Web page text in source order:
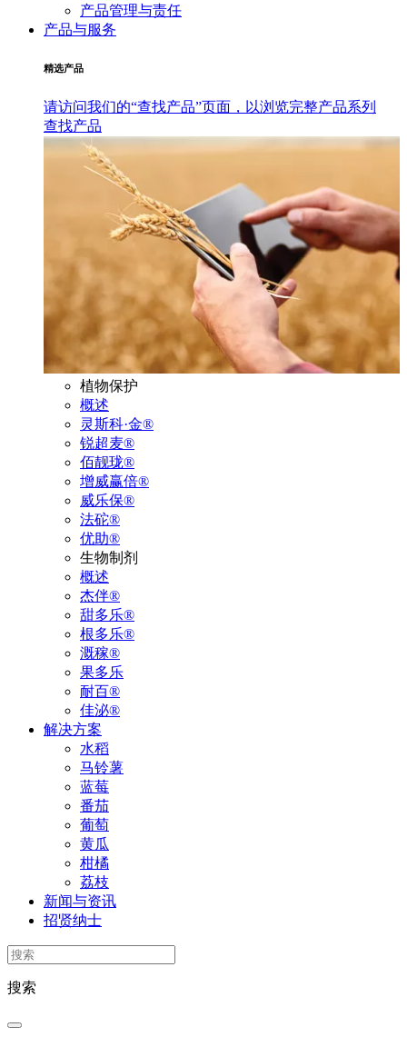
产品管理与责任
产品与服务
精选产品
请访问我们的“查找产品”页面，以浏览完整产品系列
查找产品
植物保护
概述
灵斯科·金®
锐超麦®
佰靓珑®
增威赢倍®
威乐保®
法砣®
优助®
生物制剂
概述
杰伴®
甜多乐®
根多乐®
溉稼®
果多乐
耐百®
佳泌®
解决方案
水稻
马铃薯
蓝莓
番茄
葡萄
黄瓜
柑橘
荔枝
新闻与资讯
招贤纳士
搜索